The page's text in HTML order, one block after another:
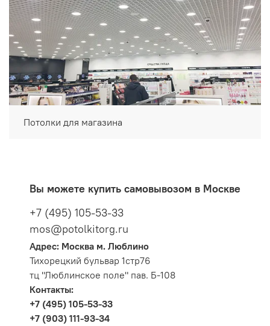
Потолки для магазина
Вы можете купить самовывозом в Москве
+7 (495) 105-53-33
mos@potolkitorg.ru
Адрес: Москва м. Люблино
Тихорецкий бульвар 1стр76
тц "Люблинское поле" пав. Б-108
Контакты:
+7 (495) 105-53-33
+7 (903) 111-93-34